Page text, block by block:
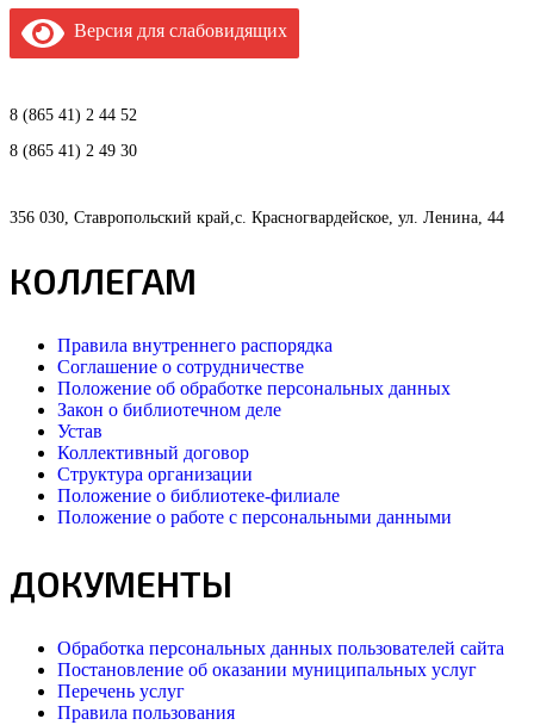
Версия для слабовидящих
8 (865 41) 2 44 52
8 (865 41) 2 49 30
356 030, Ставропольский край,с. Красногвардейское, ул. Ленина, 44
КОЛЛЕГАМ
Правила внутреннего распорядка
Соглашение о сотрудничестве
Положение об обработке персональных данных
Закон о библиотечном деле
Устав
Коллективный договор
Структура организации
Положение о библиотеке-филиале
Положение о работе с персональными данными
ДОКУМЕНТЫ
Обработка персональных данных пользователей сайта
Постановление об оказании муниципальных услуг
Перечень услуг
Правила пользования